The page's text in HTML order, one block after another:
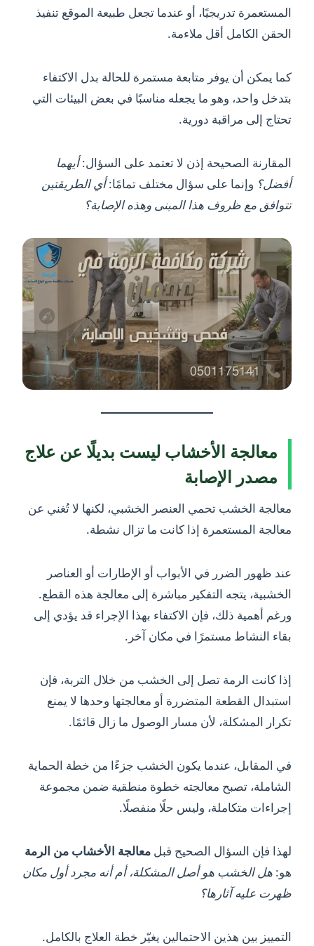
المستعمرة تدريجيًا، أو عندما تجعل طبيعة الموقع تنفيذ
الحقن الكامل أقل ملاءمة.
كما يمكن أن يوفر متابعة مستمرة للحالة بدل الاكتفاء
بتدخل واحد، وهو ما يجعله مناسبًا في بعض البيئات التي
تحتاج إلى مراقبة دورية.
المقارنة الصحيحة إذن لا تعتمد على السؤال:أيهما
أفضل؟ وإنما على سؤال مختلف تمامًا:أي الطريقتين
تتوافق مع ظروف هذا المبنى وهذه الإصابة؟
معالجة الأخشاب ليست بديلًا عن علاج
مصدر الإصابة
معالجة الخشب تحمي العنصر الخشبي، لكنها لا تُغني عن
معالجة المستعمرة إذا كانت ما تزال نشطة.
عند ظهور الضرر في الأبواب أو الإطارات أو العناصر
الخشبية، يتجه التفكير مباشرة إلى معالجة هذه القطع.
ورغم أهمية ذلك، فإن الاكتفاء بهذا الإجراء قد يؤدي إلى
بقاء النشاط مستمرًا في مكان آخر.
إذا كانت الرمة تصل إلى الخشب من خلال التربة، فإن
استبدال القطعة المتضررة أو معالجتها وحدها لا يمنع
تكرار المشكلة، لأن مسار الوصول ما زال قائمًا.
في المقابل، عندما يكون الخشب جزءًا من خطة الحماية
الشاملة، تصبح معالجته خطوة منطقية ضمن مجموعة
إجراءات متكاملة، وليس حلًا منفصلًا.
لهذا فإن السؤال الصحيح قبل معالجة الأخشاب من الرمة
هو: هل الخشب هو أصل المشكلة، أم أنه مجرد أول مكان
ظهرت عليه آثارها؟
التمييز بين هذين الاحتمالين يغيّر خطة العلاج بالكامل.